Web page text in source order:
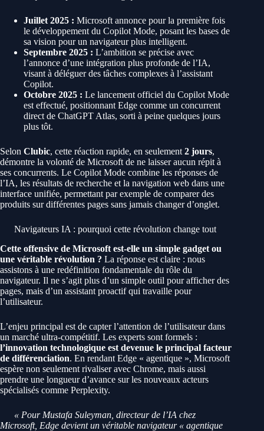
Juillet 2025 : Microsoft annonce pour la première fois
le développement du Copilot Mode, posant les bases de
sa vision pour un navigateur plus intelligent.
Septembre 2025 : L’ambition se précise avec
l’annonce d’une intégration plus profonde de l’IA,
visant à déléguer des tâches complexes à l’assistant
Copilot.
Octobre 2025 : Le lancement officiel du Copilot Mode
est effectué, positionnant Edge comme un concurrent
direct de ChatGPT Atlas, sorti à peine quelques jours
plus tôt.
Selon Clubic, cette réaction rapide, en seulement 2 jours,
démontre la volonté de Microsoft de ne laisser aucun répit à
ses concurrents. Le Copilot Mode combine les réponses de
l’IA, les résultats de recherche et la navigation web dans une
interface unifiée, permettant par exemple de comparer des
produits sur différentes pages sans jamais changer d’onglet.
Navigateurs IA : pourquoi cette révolution change tout
Cette offensive de Microsoft est-elle un simple gadget ou
une véritable révolution ? La réponse est claire : nous
assistons à une redéfinition fondamentale du rôle du
navigateur. Il ne s’agit plus d’un simple outil pour afficher des
pages, mais d’un assistant proactif qui travaille pour
l’utilisateur.
L’enjeu principal est de capter l’attention de l’utilisateur dans
un marché ultra-compétitif. Les experts sont formels :
l’innovation technologique est devenue le principal facteur
de différenciation. En rendant Edge « agentique », Microsoft
espère non seulement rivaliser avec Chrome, mais aussi
prendre une longueur d’avance sur les nouveaux acteurs
spécialisés comme Perplexity.
« Pour Mustafa Suleyman, directeur de l’IA chez
Microsoft, Edge devient un véritable navigateur « agentique